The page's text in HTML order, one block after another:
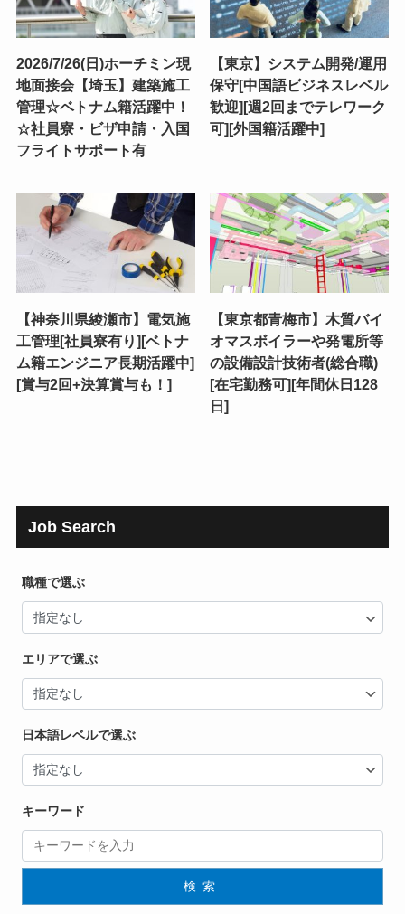
2026/7/26(日)ホーチミン現
地面接会【埼玉】建築施工
管理☆ベトナム籍活躍中！
☆社員寮・ビザ申請・入国
フライトサポート有
【東京】システム開発/運用
保守[中国語ビジネスレベル
歓迎][週2回までテレワーク
可][外国籍活躍中]
【神奈川県綾瀬市】電気施
工管理[社員寮有り][ベトナ
ム籍エンジニア長期活躍中]
[賞与2回+決算賞与も！]
【東京都青梅市】木質バイ
オマスボイラーや発電所等
の設備設計技術者(総合職)
[在宅勤務可][年間休日128
日]
Job Search
職種で選ぶ
エリアで選ぶ
日本語レベルで選ぶ
キーワード
検索